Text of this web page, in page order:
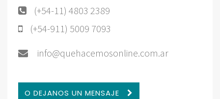
(+54-11) 4803 2389
(+54-911) 5009 7093
info@quehacemosonline.com.ar
O DEJANOS UN MENSAJE